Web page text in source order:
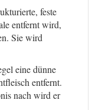
feste
entfernt wird,
Sie wird
eine dünne
entfernt.
nach wird er